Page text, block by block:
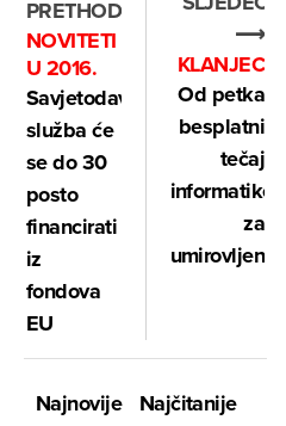
PRETHODNO
NOVITETI
U 2016.
Savjetodavna
služba će
se do 30
posto
financirati
iz
fondova
EU
⟶
KLANJEC
Od petka
besplatni
tečaj
informatike
za
umirovljenike
Najnovije
Najčitanije